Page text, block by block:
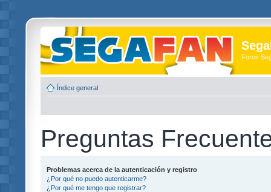
Foros
Índice general
Preguntas
Problemas acerca de la autenticación y registro
¿Por qué no puedo autenticarme?
¿Por qué me tengo que registrar?